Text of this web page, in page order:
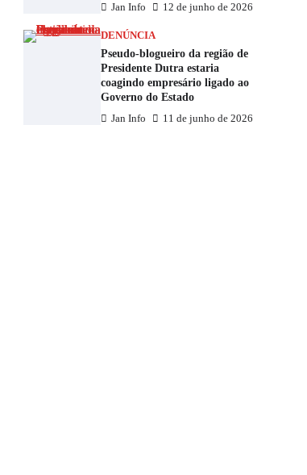
Jan Info 12 de junho de 2026
DENÚNCIA
Pseudo-blogueiro da região de
Presidente Dutra estaria
coagindo empresário ligado ao
Governo do Estado
Jan Info 11 de junho de 2026